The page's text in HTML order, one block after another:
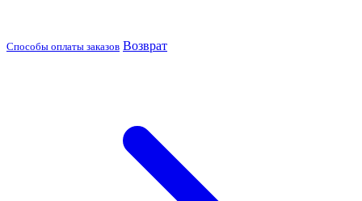
Способы оплаты заказов Возврат